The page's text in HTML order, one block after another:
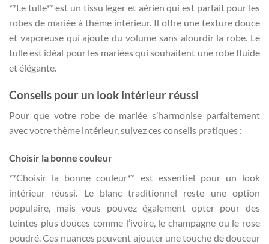
**Le tulle** est un tissu léger et aérien qui est parfait pour les
robes de mariée à thème intérieur. Il offre une texture douce
et vaporeuse qui ajoute du volume sans alourdir la robe. Le
tulle est idéal pour les mariées qui souhaitent une robe fluide
et élégante.
Conseils pour un look intérieur réussi
Pour que votre robe de mariée s’harmonise parfaitement
avec votre thème intérieur, suivez ces conseils pratiques :
Choisir la bonne couleur
**Choisir la bonne couleur** est essentiel pour un look
intérieur réussi. Le blanc traditionnel reste une option
populaire, mais vous pouvez également opter pour des
teintes plus douces comme l’ivoire, le champagne ou le rose
poudré. Ces nuances peuvent ajouter une touche de douceur